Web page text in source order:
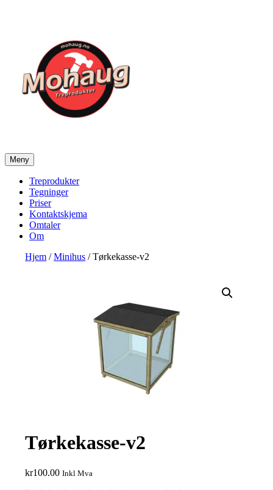
Mohaug Treprodukter
Salg av tegninger og treprodukter
Meny
Treprodukter
Tegninger
Priser
Kontaktskjema
Omtaler
Om
Hjem /Minihus / Tørkekasse-v2
Tørkekasse-v2
kr100.00 Inkl Mva